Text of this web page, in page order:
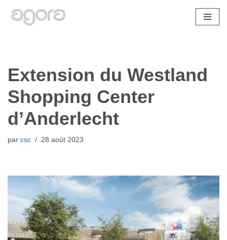
Extension du Westland
Shopping Center
d’Anderlecht
par csc 28 août 2023